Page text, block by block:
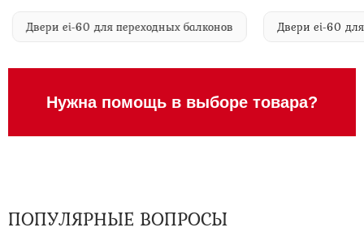
Двери ei-60 для переходных балконов Двери ei-
Нужна помощь в выборе товара?
ПОПУЛЯРНЫЕ ВОПРОСЫ